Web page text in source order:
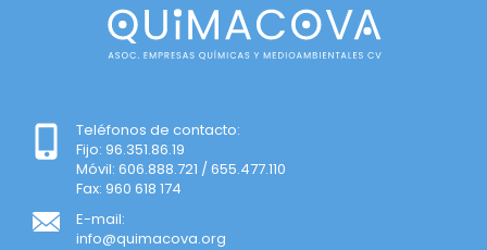
Teléfonos de contacto:
Fijo: 96.351.86.19
Móvil: 606.888.721 / 655.477.110
Fax: 960 618 174
E-mail:
info@quimacova.org